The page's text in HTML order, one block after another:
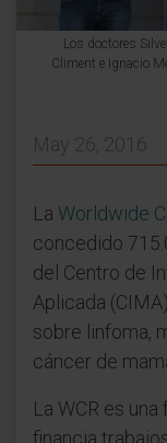
Los doctores
Climent e Ignacio
May 26, 2016
La Worldwide
concedido
del Centro de
Aplicada
sobre linfoma,
cáncer de
La WCR es
financia